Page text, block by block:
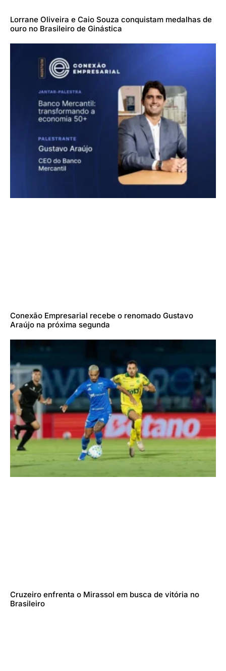
Lorrane Oliveira e Caio Souza conquistam medalhas de
ouro no Brasileiro de Ginástica
Conexão Empresarial recebe o renomado Gustavo
Araújo na próxima segunda
Cruzeiro enfrenta o Mirassol em busca de vitória no
Brasileiro